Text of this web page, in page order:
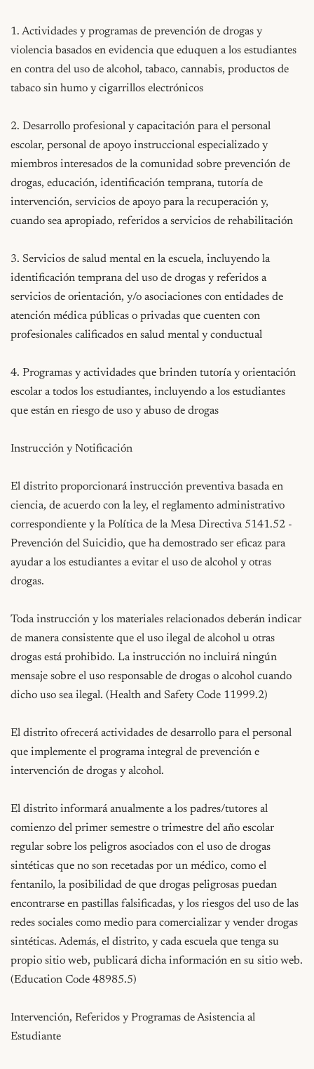
1. Actividades y programas de prevención de drogas y
violencia basados en evidencia que eduquen a los estudiantes
en contra del uso de alcohol, tabaco, cannabis, productos de
tabaco sin humo y cigarrillos electrónicos
2. Desarrollo profesional y capacitación para el personal
escolar, personal de apoyo instruccional especializado y
miembros interesados de la comunidad sobre prevención de
drogas, educación, identificación temprana, tutoría de
intervención, servicios de apoyo para la recuperación y,
cuando sea apropiado, referidos a servicios de rehabilitación
3. Servicios de salud mental en la escuela, incluyendo la
identificación temprana del uso de drogas y referidos a
servicios de orientación, y/o asociaciones con entidades de
atención médica públicas o privadas que cuenten con
profesionales calificados en salud mental y conductual
4. Programas y actividades que brinden tutoría y orientación
escolar a todos los estudiantes, incluyendo a los estudiantes
que están en riesgo de uso y abuso de drogas
Instrucción y Notificación
El distrito proporcionará instrucción preventiva basada en
ciencia, de acuerdo con la ley, el reglamento administrativo
correspondiente y la Política de la Mesa Directiva 5141.52 -
Prevención del Suicidio, que ha demostrado ser eficaz para
ayudar a los estudiantes a evitar el uso de alcohol y otras
drogas.
Toda instrucción y los materiales relacionados deberán indicar
de manera consistente que el uso ilegal de alcohol u otras
drogas está prohibido. La instrucción no incluirá ningún
mensaje sobre el uso responsable de drogas o alcohol cuando
dicho uso sea ilegal. (Health and Safety Code 11999.2)
El distrito ofrecerá actividades de desarrollo para el personal
que implemente el programa integral de prevención e
intervención de drogas y alcohol.
El distrito informará anualmente a los padres/tutores al
comienzo del primer semestre o trimestre del año escolar
regular sobre los peligros asociados con el uso de drogas
sintéticas que no son recetadas por un médico, como el
fentanilo, la posibilidad de que drogas peligrosas puedan
encontrarse en pastillas falsificadas, y los riesgos del uso de las
redes sociales como medio para comercializar y vender drogas
sintéticas. Además, el distrito, y cada escuela que tenga su
propio sitio web, publicará dicha información en su sitio web.
(Education Code 48985.5)
Intervención, Referidos y Programas de Asistencia al
Estudiante